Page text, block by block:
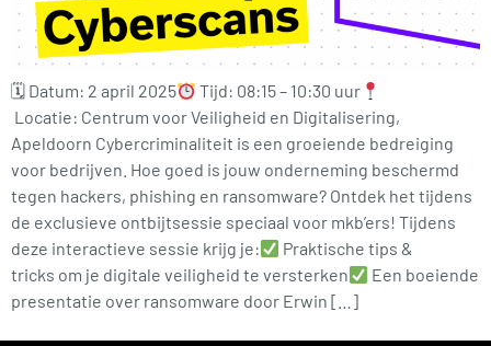
🗓 Datum: 2 april 2025
Tijd: 08:15 – 10:30 uur
Locatie: Centrum voor Veiligheid en Digitalisering,
Apeldoorn Cybercriminaliteit is een groeiende bedreiging
voor bedrijven. Hoe goed is jouw onderneming beschermd
tegen hackers, phishing en ransomware? Ontdek het tijdens
de exclusieve ontbijtsessie speciaal voor mkb’ers! Tijdens
deze interactieve sessie krijg je:
Praktische tips &
tricks om je digitale veiligheid te versterken
Een boeiende
presentatie over ransomware door Erwin […]